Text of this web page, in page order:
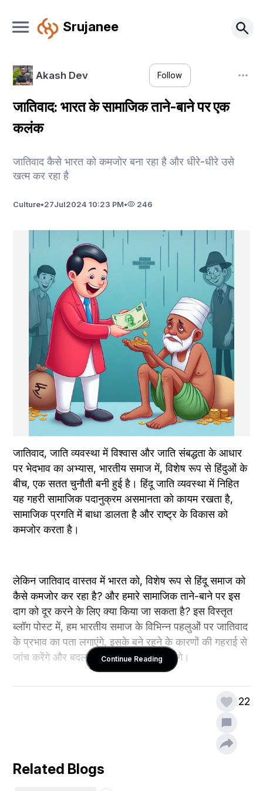
Srujanee
Akash Dev Follow
जातिवाद: भारत के सामाजिक ताने-बाने पर एक
कलंक
जातिवाद कैसे भारत को कमजोर बना रहा है और धीरे-धीरे उसे
खत्म कर रहा है
Culture•27Jul2024 10:23 PM• 246
जातिवाद, जाति व्यवस्था में विश्वास और जाति संबद्धता के आधार
पर भेदभाव का अभ्यास, भारतीय समाज में, विशेष रूप से हिंदुओं के
बीच, एक सतत चुनौती बनी हुई है। हिंदू जाति व्यवस्था में निहित
यह गहरी सामाजिक पदानुक्रम असमानता को कायम रखता है,
सामाजिक प्रगति में बाधा डालता है और राष्ट्र के विकास को
कमजोर करता है।
लेकिन जातिवाद वास्तव में भारत को, विशेष रूप से हिंदू समाज को
कैसे कमजोर कर रहा है? और हमारे सामाजिक ताने-बाने पर इस
दाग को दूर करने के लिए क्या किया जा सकता है? इस विस्तृत
ब्लॉग पोस्ट में, हम भारतीय समाज के विभिन्न पहलुओं पर जातिवाद
के प्रभाव का पता लगाएंगे, इसके बने रहने के कारणों की गहराई से
जांच करेंगे और बदलाव के लिए रणनीति सुझाएंगे।
जातिवाद के भारतीय समाज के विभिन्न पहलुओं पर दूरगामी परिणाम
Continue Reading
22
Related Blogs